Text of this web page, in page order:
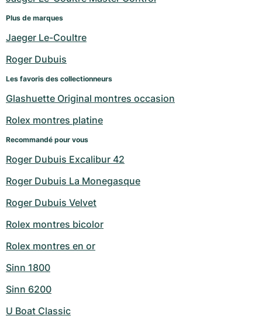
Plus de marques
Jaeger Le-Coultre
Roger Dubuis
Les favoris des collectionneurs
Glashuette Original montres occasion
Rolex montres platine
Recommandé pour vous
Roger Dubuis Excalibur 42
Roger Dubuis La Monegasque
Roger Dubuis Velvet
Rolex montres bicolor
Rolex montres en or
Sinn 1800
Sinn 6200
U Boat Classic